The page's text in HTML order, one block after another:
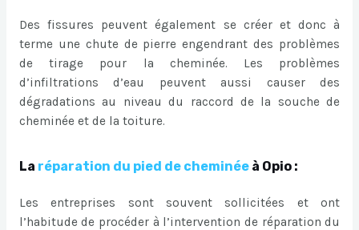
Des fissures peuvent également se créer et donc à
terme une chute de pierre engendrant des problèmes
de tirage pour la cheminée. Les problèmes
d’infiltrations d’eau peuvent aussi causer des
dégradations au niveau du raccord de la souche de
cheminée et de la toiture.
La réparation du pied de cheminéeà Opio :
Les entreprises sont souvent sollicitées et ont
l’habitude de procéder à l’intervention de réparation du